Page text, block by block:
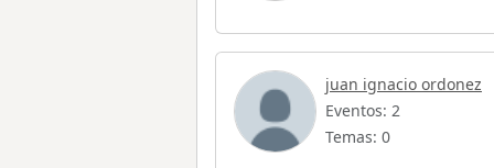
juan ignacio ordonez
Eventos: 2
Temas: 0